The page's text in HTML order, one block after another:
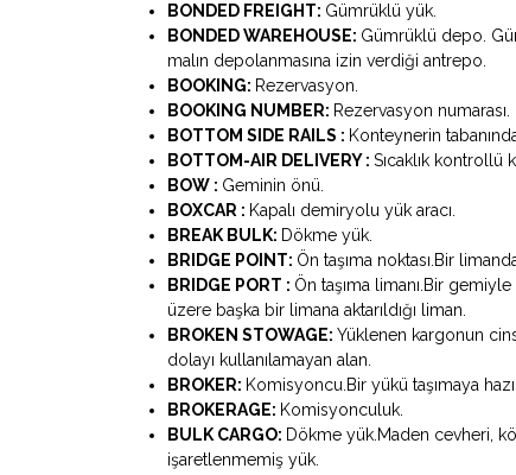
BONDED FREIGHT: Gümrüklü yük.
BONDED WAREHOUSE: Gümrüklü depo.
malın depolanmasına izin verdiği antrepo.
BOOKING: Rezervasyon.
BOOKING NUMBER: Rezervasyon numarası.
BOTTOM SIDE RAILS : Konteynerin
BOTTOM-AIR DELIVERY : Sıcaklık kontrollü
BOW : Geminin önü.
BOXCAR : Kapalı demiryolu yük aracı.
BREAK BULK: Dökme yük.
BRIDGE POINT: Ön taşıma noktası.Bir
BRIDGE PORT : Ön taşıma limanı.Bir
üzere başka bir limana aktarıldığı liman.
BROKEN STOWAGE: Yüklenen kargonun
dolayı kullanılamayan alan.
BROKER: Komisyoncu.Bir yükü taşımaya
BROKERAGE: Komisyonculuk.
BULK CARGO: Dökme yük.Maden cevheri,
işaretlenmemiş yük.